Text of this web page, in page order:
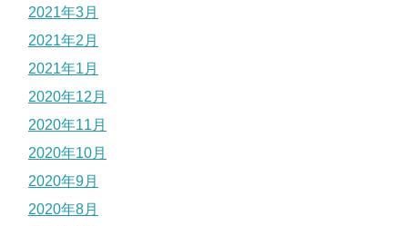
2021年3月
2021年2月
2021年1月
2020年12月
2020年11月
2020年10月
2020年9月
2020年8月